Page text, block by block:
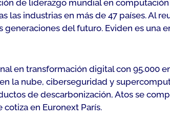
de liderazgo mundial en
las industrias en más de 47 países. Al
generaciones del futuro. Eviden es una
en transformación digital con 95.000
la nube, ciberseguridad y
de descarbonización, Atos se
cotiza en Euronext París.